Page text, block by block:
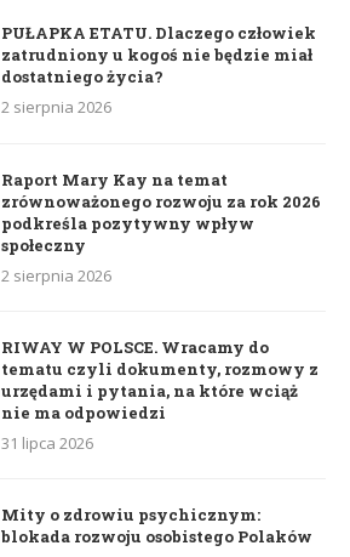
PUŁAPKA ETATU. Dlaczego człowiek
zatrudniony u kogoś nie będzie miał
dostatniego życia?
2 sierpnia 2026
Raport Mary Kay na temat
zrównoważonego rozwoju za rok 2026
podkreśla pozytywny wpływ
społeczny
2 sierpnia 2026
RIWAY W POLSCE. Wracamy do
tematu czyli dokumenty, rozmowy z
urzędami i pytania, na które wciąż
nie ma odpowiedzi
31 lipca 2026
Mity o zdrowiu psychicznym:
blokada rozwoju osobistego Polaków